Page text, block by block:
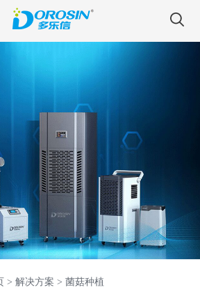
> 解决方案 > 菌菇种植